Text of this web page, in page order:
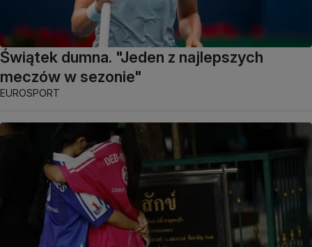
Świątek dumna. "Jeden z najlepszych
meczów w sezonie"
EUROSPORT